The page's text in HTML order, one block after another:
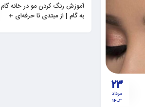
23
مرداد
1403
آموزش رنگ کردن مو در خانه گام
به گام | از مبتدی تا حرفه‌ای +